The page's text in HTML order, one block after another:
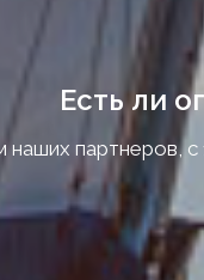
Есть ли
партнеров, с